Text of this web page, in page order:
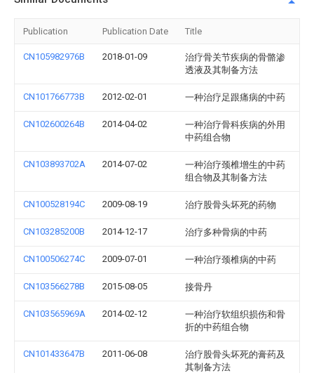
Publication Publication Date Title
CN105982976B 2018-01-09
治疗骨关节疾病的骨骼渗
透液及其制备方法
CN101766773B 2012-02-01 一种治疗足跟痛病的中药
CN102600264B 2014-04-02
一种治疗骨科疾病的外用
中药组合物
CN103893702A 2014-07-02
一种治疗颈椎增生的中药
组合物及其制备方法
CN100528194C 2009-08-19 治疗股骨头坏死的药物
CN103285200B 2014-12-17 治疗多种骨病的中药
CN100506274C 2009-07-01 一种治疗颈椎病的中药
CN103566278B 2015-08-05 接骨丹
CN103565969A 2014-02-12
一种治疗软组织损伤和骨
折的中药组合物
CN101433647B 2011-06-08
治疗股骨头坏死的膏药及
其制备方法